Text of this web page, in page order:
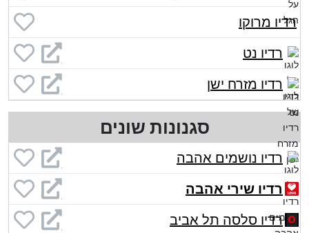
רדיו מרוקו
רדיו נט
רדיו מזרח ישן
סגנונות שונים
רדיו נושמים אהבה
רדיו שירי אהבה
רדיו סלסה תל אביב